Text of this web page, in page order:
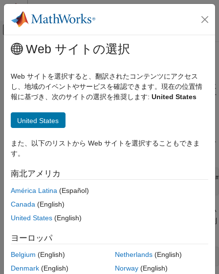
コンテンツへスキップ
オフキャンバス ナビゲーション メ
ドキュメンテーションのホーム
Optimization Toolbox
問題ベースの最適化の設定
項目一覧
式のエラー
関数の変更による初期配列の受け入れ
関数の書き換えによる適切な式の初期化
fcn2optimexpr 変換の使用
参考
メインコンテンツ
最適化式の初期化
このトピックでは、最適化式が適切に初期化されていない場合に
発生するエラーについて説明し、エラーに対処するさまざまな方
式のエラー
目的関数または非線形制約関数やそれらの式から、次のエラーを
Unable to perform assignment because value of type
多くの場合、このエラーは最適化式が正しく初期化されていない
ことに起因しています。通常、変数
F = zeros(N,1);
Web サイトの選択
Web サイトを選択すると、翻訳されたコンテンツにアクセス
し、地域のイベントやサービスを確認できます。現在の位置情
報に基づき、次のサイトの選択を推奨します: United States
United States
また、以下のリストから Web サイトを選択することもできま
す。
南北アメリカ
América Latina (Español)
Canada (English)
United States (English)
ヨーロッパ
Belgium (English)
Denmark (English)
Netherlands(English)
Norway(English)